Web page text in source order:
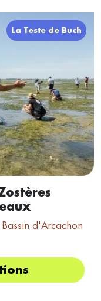
La Teste de Buch
d'Arcachon